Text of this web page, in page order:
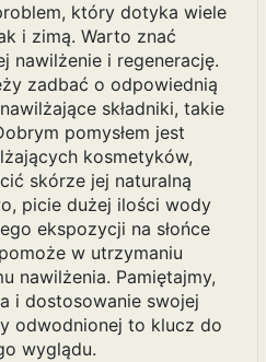
który dotyka wiele
i zimą. Warto znać
nawilżenie i regenerację.
zadbać o odpowiednią
składniki, takie
pomysłem jest
kosmetyków,
skórze jej naturalną
picie dużej ilości wody
ekspozycji na słońce
w utrzymaniu
nawilżenia. Pamiętajmy,
i dostosowanie swojej
odwodnionej to klucz do
wyglądu.